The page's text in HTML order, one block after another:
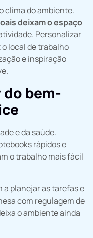
clima do ambiente.
deixam o espaço
Personalizar
local de trabalho
e inspiração
bem-
e da saúde.
rápidos e
o trabalho mais fácil
planejar as tarefas e
com regulagem de
o ambiente ainda